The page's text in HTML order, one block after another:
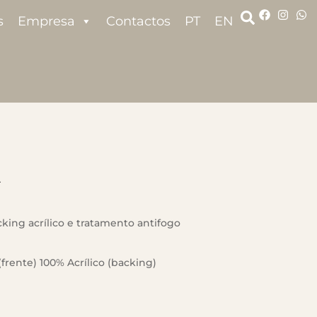
Empresa Contactos PT EN
acrílico e tratamento antifogo
100% Acrílico (backing)